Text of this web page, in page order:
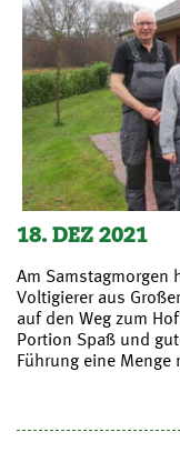
18. DEZ 2021
Am Samstagmorgen
Voltigierer aus
auf den Weg zum
Portion Spaß und
Führung eine